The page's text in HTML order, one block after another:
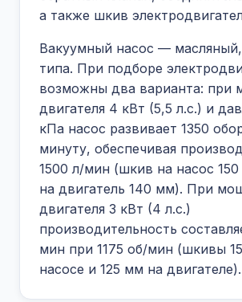
а также шкив
Вакуумный насос —
типа. При подборе
возможны два варианта: при
двигателя 4 кВт (5,5 л.с.) и
кПа насос развивает 1350
минуту, обеспечивая
1500 л/мин (шкив на насос
на двигатель 140 мм). При
двигателя 3 кВт (4 л.с.)
производительность
мин при 1175 об/мин (шкивы
насосе и 125 мм на двигателе).